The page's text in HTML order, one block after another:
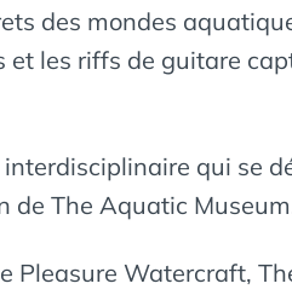
des mondes
les riffs de guitare
qui se
de The Aquatic
Pleasure Watercraft,